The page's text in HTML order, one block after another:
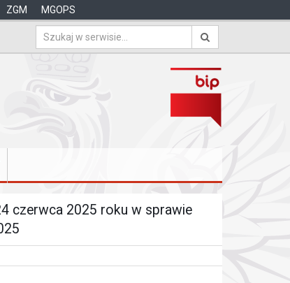
ZGM MGOPS
czerwca 2025 roku w sprawie